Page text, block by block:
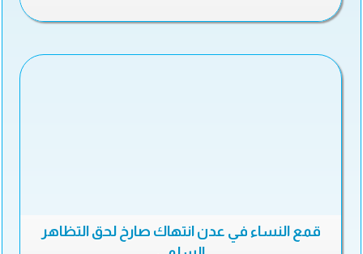
قمع النساء في عدن انتهاك صارخ لحق التظاهر